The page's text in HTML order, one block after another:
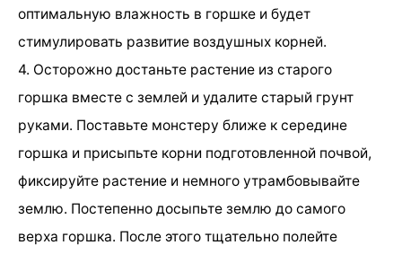
оптимальную влажность в горшке и будет
стимулировать развитие воздушных корней.
4. Осторожно достаньте растение из старого
горшка вместе с землей и удалите старый грунт
руками. Поставьте монстеру ближе к середине
горшка и присыпьте корни подготовленной почвой,
фиксируйте растение и немного утрамбовывайте
землю. Постепенно досыпьте землю до самого
верха горшка. После этого тщательно полейте